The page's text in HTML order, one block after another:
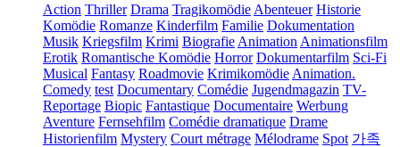
Action Thriller Drama Tragikomödie Abenteuer Historie
Komödie Romanze Kinderfilm Familie Dokumentation
Musik Kriegsfilm Krimi Biografie Animation Animationsfilm
Erotik Romantische Komödie Horror Dokumentarfilm Sci-Fi
Musical Fantasy Roadmovie Krimikomödie Animation.
Comedy test Documentary Comédie Jugendmagazin TV-
Reportage Biopic Fantastique Documentaire Werbung
Aventure Fernsehfilm Comédie dramatique Drame
Historienfilm Mystery Court métrage Mélodrame Spot 가족